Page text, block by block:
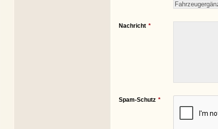
Nachricht
Spam-Schutz